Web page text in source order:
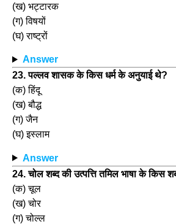
(ख) भट्टारक
(ग) विषयों
(घ) राष्ट्रों
Answer
23. पल्लव शासक के किस धर्म के अनुयाई थे?
(क) हिंदू
(ख) बौद्ध
(ग) जैन
(घ) इस्लाम
Answer
24. चोल शब्द की उत्पत्ति तमिल भाषा के किस
(क) चूल
(ख) चोर
(ग) चोल्ल